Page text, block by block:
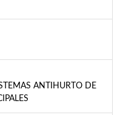
ANTIHURTO DE